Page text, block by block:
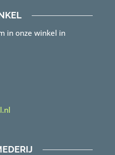
in onze winkel in